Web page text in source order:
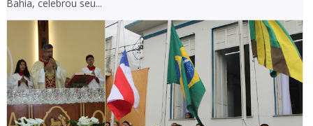
Bahia, celebrou seu...